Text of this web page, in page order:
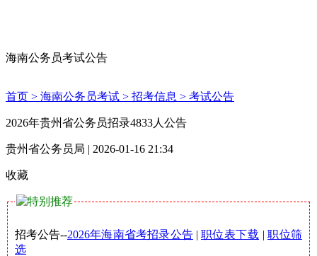
海南公务员考试公告
首页 > 海南公务员考试 > 招考信息 > 考试公告
2026年贵州省公务员招录4833人公告
贵州省公务员局 | 2026-01-16 21:34
收藏
招考公告--2026年海南省考招录公告 | 职位表下载 | 职位筛
选